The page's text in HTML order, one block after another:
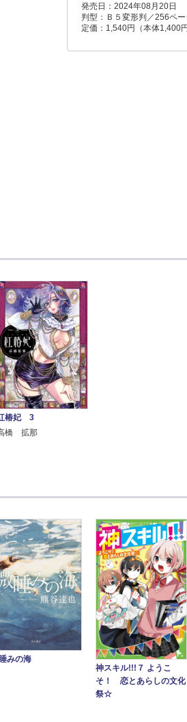
発売日：2024年08月20日
判型：Ｂ５変形判／256ペー
定価：1,540円（本体1,400円
椿妃 3
橋 拡那
みの海
神スキル!!!７ ようこ
そ！ 恋とあらしの文化
祭☆